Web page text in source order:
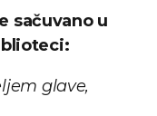
sačuvano u
glave,